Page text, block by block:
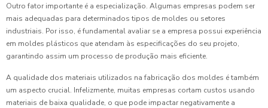
Outro fator importante é a especialização. Algumas empresas podem ser
mais adequadas para determinados tipos de moldes ou setores
industriais. Por isso, é fundamental avaliar se a empresa possui experiência
em moldes plásticos que atendam às especificações do seu projeto,
garantindo assim um processo de produção mais eficiente.
A qualidade dos materiais utilizados na fabricação dos moldes é também
um aspecto crucial. Infelizmente, muitas empresas cortam custos usando
materiais de baixa qualidade, o que pode impactar negativamente a